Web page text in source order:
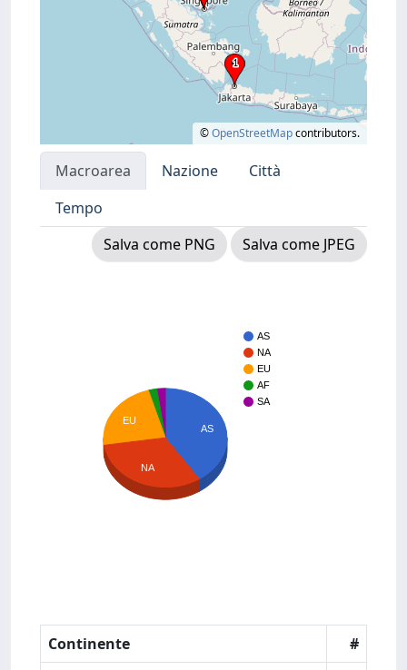
©OpenStreetMapcontributors.
Macroarea Nazione
Città
Tempo
Salva come PNG
Salva come JPEG
AS
NA
EU
AF
SA
AS
EU
NA
Continente
#